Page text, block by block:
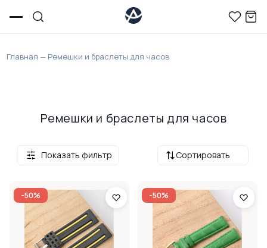
Главная — Ремешки и браслеты для часов
Ремешки и браслеты для часов
Сортировать
Показать фильтр
-50% -50%